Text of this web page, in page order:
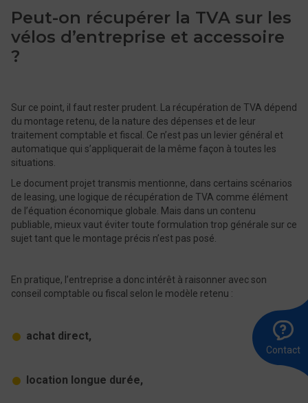
Contact
Peut-on récupérer la TVA sur les
vélos d’entreprise et accessoire
?
Sur ce point, il faut rester prudent. La récupération de TVA dépend
du montage retenu, de la nature des dépenses et de leur
traitement comptable et fiscal. Ce n’est pas un levier général et
automatique qui s’appliquerait de la même façon à toutes les
situations.
Le document projet transmis mentionne, dans certains scénarios
de leasing, une logique de récupération de TVA comme élément
de l’équation économique globale. Mais dans un contenu
publiable, mieux vaut éviter toute formulation trop générale sur ce
sujet tant que le montage précis n’est pas posé.
En pratique, l’entreprise a donc intérêt à raisonner avec son
conseil comptable ou fiscal selon le modèle retenu :
achat direct,
location longue durée,